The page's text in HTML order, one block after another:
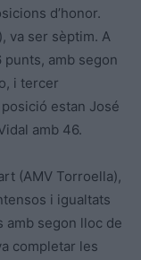
d’honor.
va ser sèptim. A
punts, amb segon
i tercer
estan José
amb 46.
(AMV Torroella),
i igualtats
amb segon lloc de
completar les